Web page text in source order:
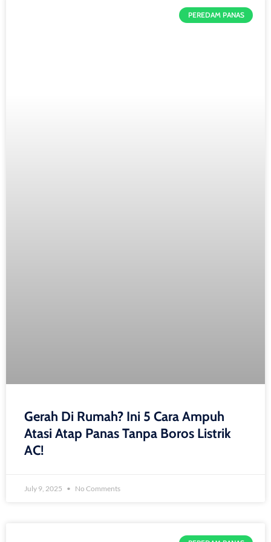
PEREDAM PANAS
Gerah Di Rumah? Ini 5 Cara Ampuh
Atasi Atap Panas Tanpa Boros Listrik
AC!
July 9, 2025 No Comments